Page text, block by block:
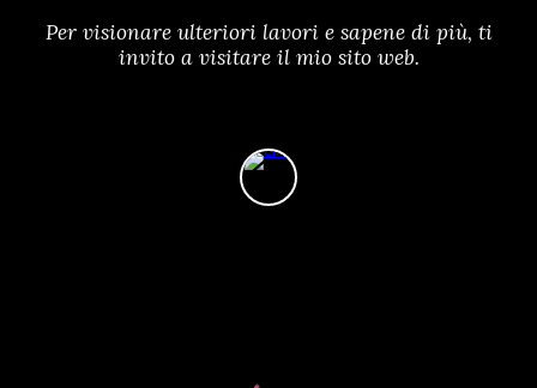
Per visionare ulteriori lavori e sapene di più, ti
invito a visitare il mio sito web.